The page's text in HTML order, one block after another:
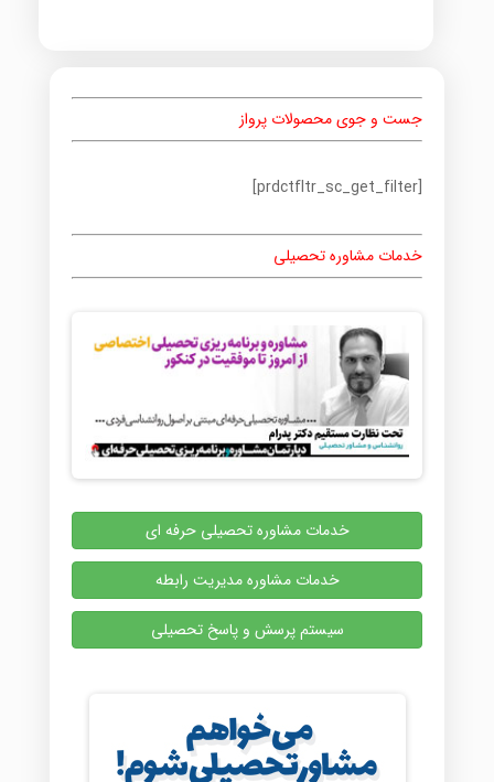
جست و جوی محصولات پرواز
[prdctfltr_sc_get_filter]
خدمات مشاوره تحصیلی
خدمات مشاوره تحصیلی حرفه ای
خدمات مشاوره مدیریت رابطه
سیستم پرسش و پاسخ تحصیلی